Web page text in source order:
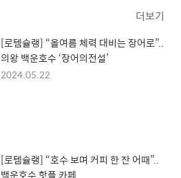
더보기
[로템슐랭] “올여름 체력 대비는 장어로”..
의왕 백운호수 ‘장어의전설’
2024.05.22
[로템슐랭] “호수 보며 커피 한 잔 어때”..
백운호수 핫플 카페